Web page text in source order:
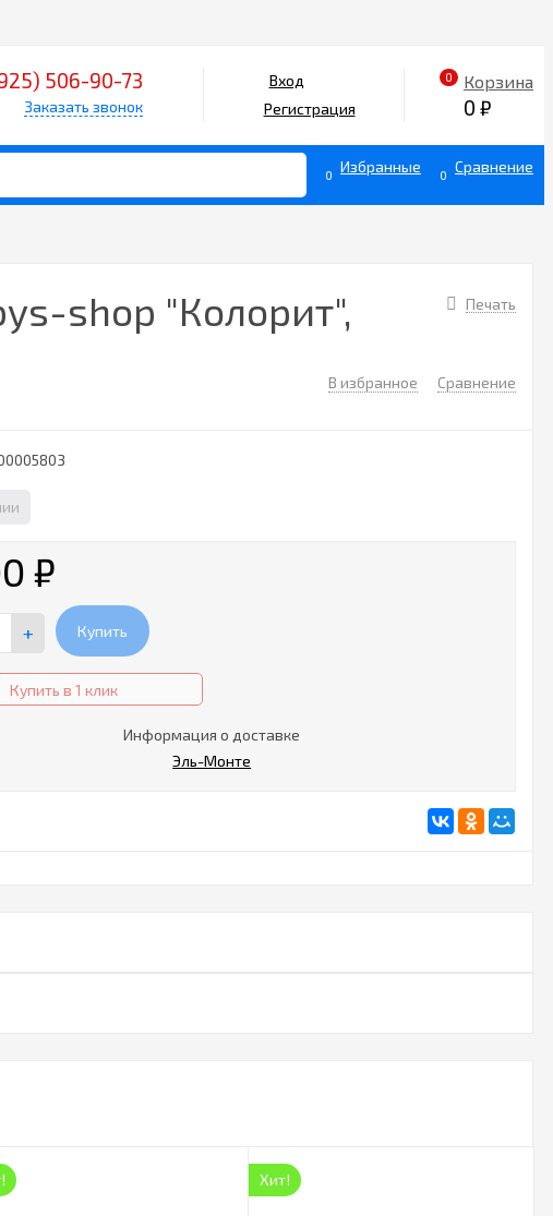
506-90-73
Заказать звонок
Вход
Регистрация
0 Корзина
0 ₽
0 Избранные 0 Сравнение
Печать
shop "Колорит",
В избранное Сравнение
₽
+ Купить
Купить в 1 клик
Информация о доставке
Эль-Монте
Хит!